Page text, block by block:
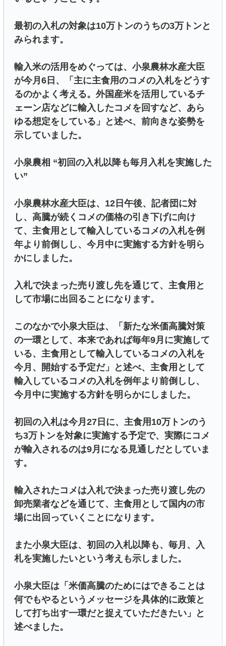
最初の入札の対象は10万トンのうちの3万トンと
みられます。
輸入米の活用をめぐっては、小泉農林水産大臣
が今月6日、「主に主食用のコメの入札をどうす
るのかよく考える。外国産米を活用しているチ
ェーン店などに輸入したコメを回すなど、あら
ゆる想定をしている」と述べ、前向きな姿勢を
示していました。
小泉農相 “初回の入札以降も毎月入札を実施した
い”
小泉農林水産大臣は、12日午後、記者団に対
し、高騰が続くコメの価格の引き下げに向け
て、主食用として輸入しているコメの入札を例
年より前倒しし、今月中に実施する方針を明ら
かにしました。
入札で決まった売り渡し先を通じて、主食用と
して市場に出回ることになります。
このなかで小泉大臣は、「新たな米価高騰対策
の一環として、本来であれば毎年9月に実施して
いる、主食用として輸入しているコメの入札を
今月、開始する予定だ」と述べ、主食用として
輸入しているコメの入札を例年より前倒しし、
今月中に実施する方針を明らかにしました。
初回の入札は今月27日に、主食用10万トンのう
ち3万トンを対象に実施する予定で、実際にコメ
が輸入されるのは9月になる見通しだとしていま
す。
輸入されたコメは入札で決まった売り渡し先の
卸売業者などを通じて、主食用として国内の市
場に出回っていくことになります。
また小泉大臣は、初回の入札以降も、毎月、入
札を実施したいという考えも示しました。
小泉大臣は「米価高騰のためにはできることは
何でもやるというメッセージを具体的に政策と
して打ち出す一環だと捉えていただきたい」と
述べました。